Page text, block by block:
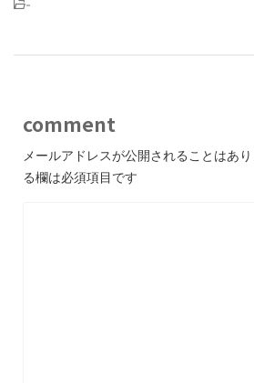
-
comment
メールアドレスが公開されることはあり
る欄は必須項目です